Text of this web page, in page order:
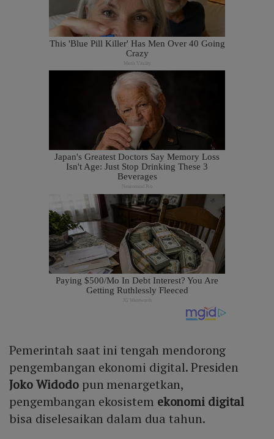
Pemerintah saat ini tengah mendorong
pengembangan ekonomi digital. Presiden
Joko Widodopun menargetkan,
pengembangan ekosistem ekonomi digital
bisa diselesaikan dalam dua tahun.